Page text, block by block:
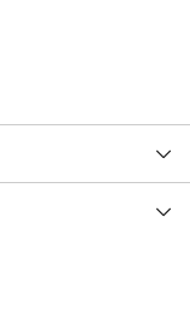
5000018024